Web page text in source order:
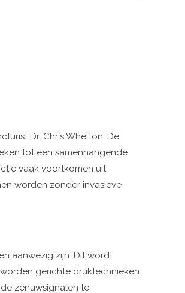
Dr. Chris Whelton. De
tot een samenhangende
vaak voortkomen uit
worden zonder invasieve
aanwezig zijn. Dit wordt
gerichte druktechnieken
zenuwsignalen te